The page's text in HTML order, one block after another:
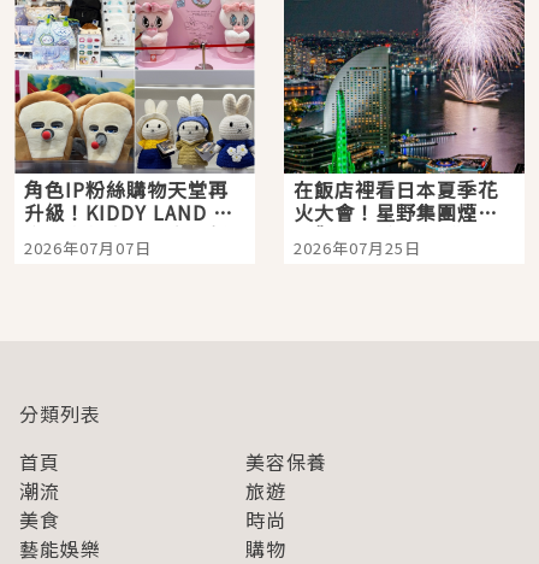
角色IP粉絲購物天堂再
升級！KIDDY LAND 原
宿店吉伊卡哇迎客，新
開幕 OMOKADO 店3分
2026年07月07日
在飯店裡看日本夏季花
火大會！星野集團煙火
景觀飯店6選，讓你不用
人擠人悠閒欣賞
2026年07月25日
分類列表
首頁
美容保養
潮流
旅遊
美食
時尚
藝能娛樂
購物